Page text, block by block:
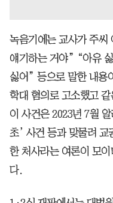
녹음기에는 교사가 주씨
얘기하는 거야” “아유
싫어” 등으로 말한 내용
학대 혐의로 고소했고
이 사건은 2023년 7월
초’ 사건 등과 맞물려
한 처사라는 여론이 모
다.